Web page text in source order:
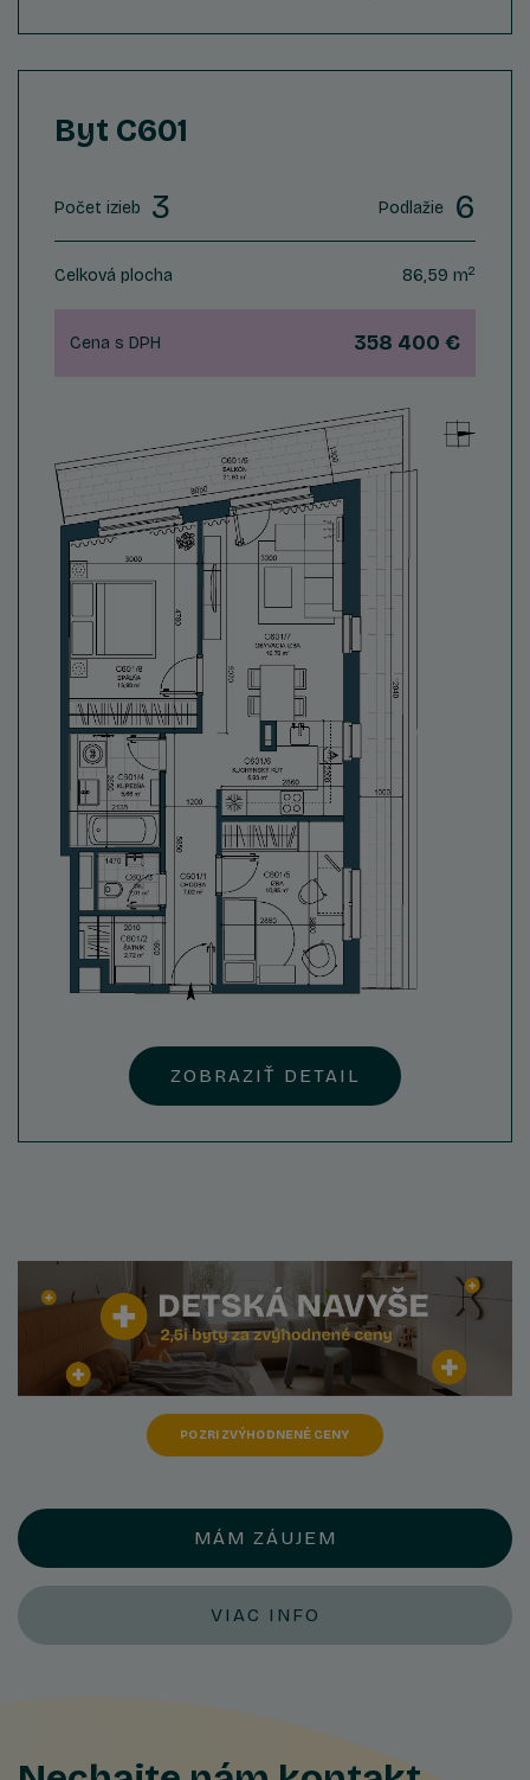
Byt C601
Počet izieb 3 Podlažie 6
Celková plocha 86,59 m2
Cena s DPH 358 400 €
ZOBRAZIŤ DETAIL
POZRI ZVÝHODNENÉ CENY
MÁM ZÁUJEM
VIAC INFO